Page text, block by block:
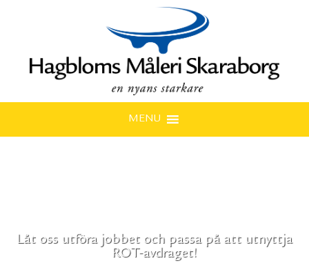
MENU
Låt oss utföra jobbet och passa på att utnyttja
ROT-avdraget!